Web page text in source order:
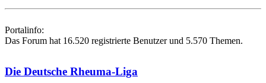
Portalinfo:
Das Forum hat 16.520 registrierte Benutzer und 5.570 Themen.
Die Deutsche Rheuma-Liga